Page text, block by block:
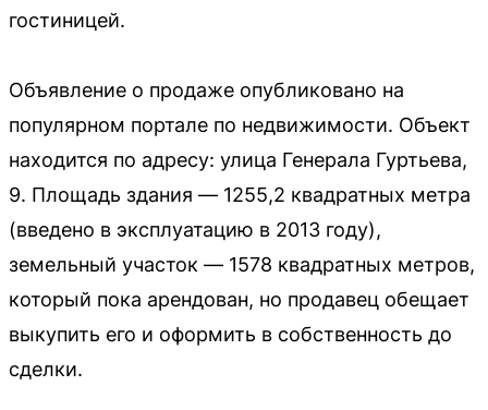
гостиницей.
Объявление о продаже опубликовано на
популярном портале по недвижимости. Объект
находится по адресу: улица Генерала Гуртьева,
9. Площадь здания — 1255,2 квадратных метра
(введено в эксплуатацию в 2013 году),
земельный участок — 1578 квадратных метров,
который пока арендован, но продавец обещает
выкупить его и оформить в собственность до
сделки.